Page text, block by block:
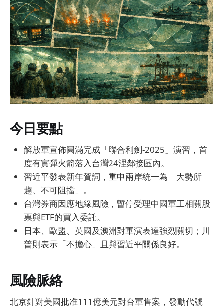
今日要點
解放軍宣佈圓滿完成「聯合利劍-2025」演習，首
度有實彈火箭落入台灣24浬鄰接區內。
習近平發表新年賀詞，重申兩岸統一為「大勢所
趨、不可阻擋」。
台灣券商因應地緣風險，暫停受理中國軍工相關股
票與ETF的買入委託。
日本、歐盟、英國及澳洲對軍演表達強烈關切；川
普則表示「不擔心」且與習近平關係良好。
風險脈絡
北京針對美國批准111億美元對台軍售案，發動代號